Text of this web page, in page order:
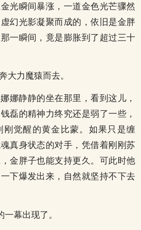
光瞬间暴涨，一道金色光芒骤然
幻光影凝聚而成的，依旧是金胖
一瞬间，竟是膨胀到了超过三十
大力魔猿而去。
娜静静的坐在那里，看到这儿，
磊的精神力终究还是弱了一些，
刚觉醒的黄金比蒙。如果只是缠
真身状态的对手，凭借着刚刚苏
金胖子也能支持更久。可此时他
下爆发出来，自然就坚持不下去
幕出现了。